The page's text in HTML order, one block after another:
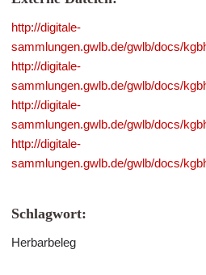
http://digitale-
sammlungen.gwlb.de/gwlb/docs/
http://digitale-
sammlungen.gwlb.de/gwlb/docs/
http://digitale-
sammlungen.gwlb.de/gwlb/docs/
http://digitale-
sammlungen.gwlb.de/gwlb/docs/
Schlagwort:
Herbarbeleg